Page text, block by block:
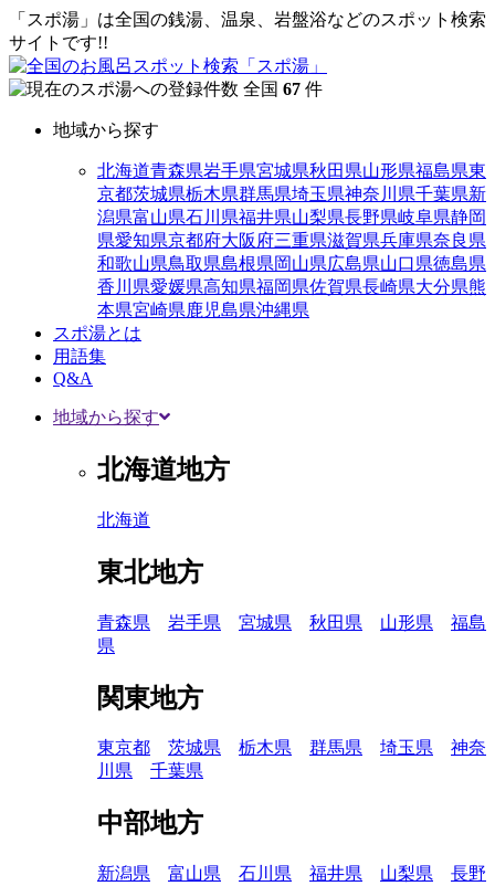
「スポ湯」は全国の銭湯、温泉、岩盤浴などのスポット検索
サイトです!!
全国 67 件
地域から探す
北海道青森県岩手県宮城県秋田県山形県福島県東
京都茨城県栃木県群馬県埼玉県神奈川県千葉県新
潟県富山県石川県福井県山梨県長野県岐阜県静岡
県愛知県京都府大阪府三重県滋賀県兵庫県奈良県
和歌山県鳥取県島根県岡山県広島県山口県徳島県
香川県愛媛県高知県福岡県佐賀県長崎県大分県熊
本県宮崎県鹿児島県沖縄県
スポ湯とは
用語集
Q&A
地域から探す
北海道地方
北海道
東北地方
青森県 岩手県 宮城県 秋田県 山形県
福島
県
関東地方
東京都 茨城県 栃木県 群馬県 埼玉県
神奈
川県
千葉県
中部地方
新潟県 富山県 石川県 福井県 山梨県
長野